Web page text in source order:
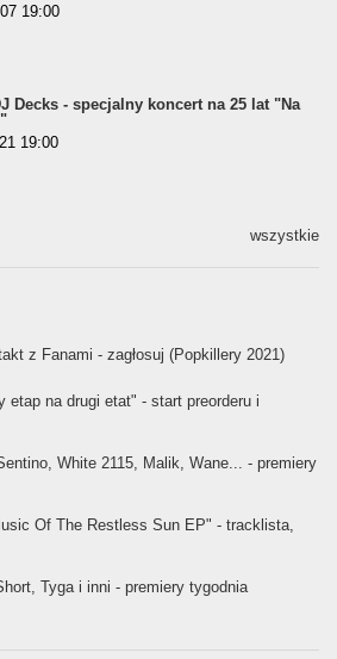
19:00
Decks - specjalny koncert na 25 lat "Na
19:00
wszystkie
z Fanami - zagłosuj (Popkillery 2021)
etap na drugi etat" - start preorderu i
White 2115, Malik, Wane... - premiery
Of The Restless Sun EP" - tracklista,
Tyga i inni - premiery tygodnia